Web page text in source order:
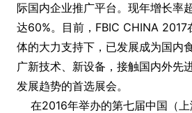
际国内企业推广平台。现年增长率
达60%。目前，FBIC CHINA 2017
体的大力支持下，已发展成为国内
广新技术、新设备，接触国内外先
发展趋势的首选展会。
在2016年举办的第七届中国（上